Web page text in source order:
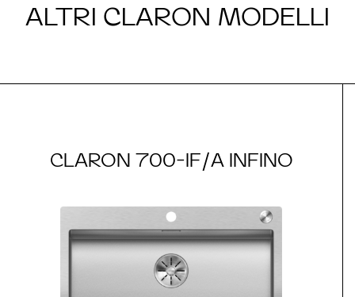
ALTRI CLARON MODELLI
CLARON 700-IF/A INFINO